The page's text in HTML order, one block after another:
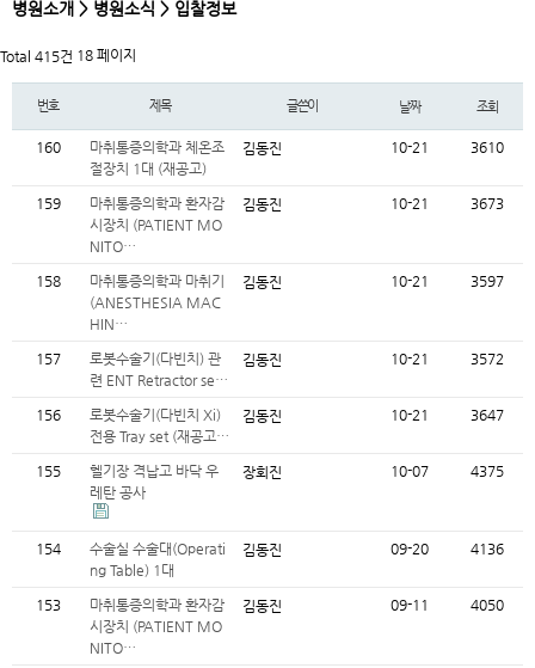
병원소개 > 병원소식 > 입찰정보
Total 415건 18 페이지
번호 제목 글쓴이 날짜 조회
160
마취통증의학과 체온조
절장치 1대 (재공고)
김동진 10-21 3610
159
마취통증의학과 환자감
시장치 (PATIENT MO
NITO…
김동진 10-21 3673
158
마취통증의학과 마취기
(ANESTHESIA MAC
HIN…
김동진 10-21 3597
157
로봇수술기(다빈치) 관
련 ENT Retractor se…
김동진 10-21 3572
156
로봇수술기(다빈치 Xi)
전용 Tray set (재공고…
김동진 10-21 3647
155
헬기장 격납고 바닥 우
레탄 공사
장회진 10-07 4375
154
수술실 수술대(Operati
ng Table) 1대
김동진 09-20 4136
153
마취통증의학과 환자감
시장치 (PATIENT MO
NITO…
김동진 09-11 4050